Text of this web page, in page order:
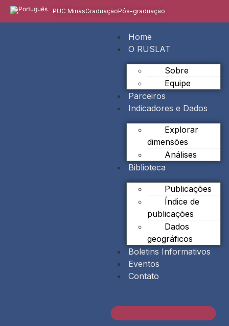
PUC MinasGraduaçãoPós-graduação
Home
O RUSLAT
Sobre
Equipe
Parceiros
Indicadores e Dados
Explorar
dimensões
Análises
Biblioteca
Publicações
Índice de
publicações
Dados
geográficos
Boletins Informativos
Eventos
Contato